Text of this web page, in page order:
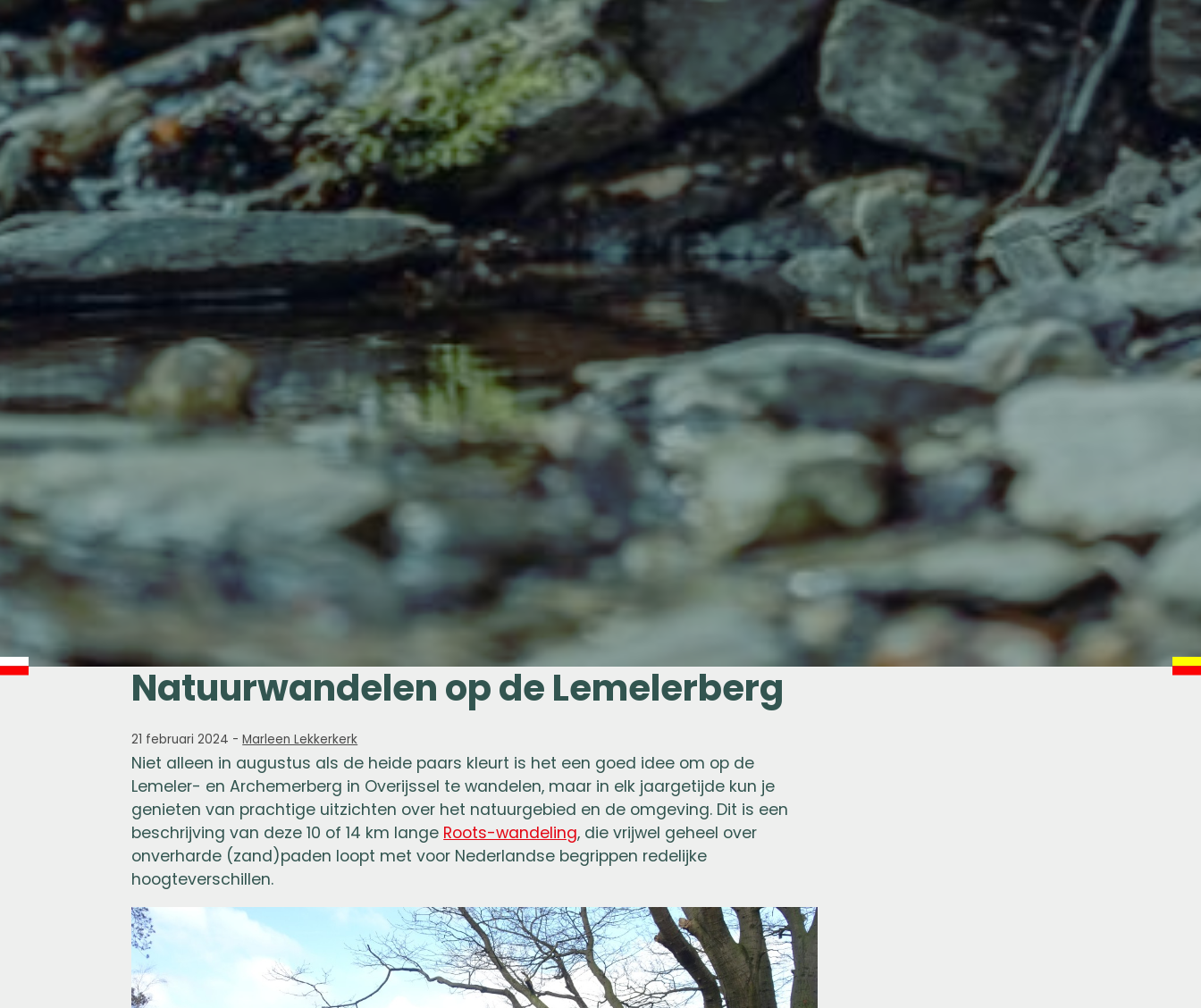
Natuurwandelen op de Lemelerberg
21 februari 2024 -Marleen Lekkerkerk
Niet alleen in augustus als de heide paars kleurt is het een goed idee om op de
Lemeler- en Archemerberg in Overijssel te wandelen, maar in elk jaargetijde kun je
genieten van prachtige uitzichten over het natuurgebied en de omgeving. Dit is een
beschrijving van deze 10 of 14 km lange Roots-wandeling, die vrijwel geheel over
onverharde (zand)paden loopt met voor Nederlandse begrippen redelijke
hoogteverschillen.